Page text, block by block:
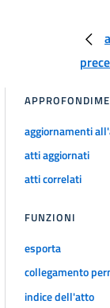
aggiornamenti
atti aggiornati
atti correlati
FUNZIONI
esporta
collegamento
indice dell'atto